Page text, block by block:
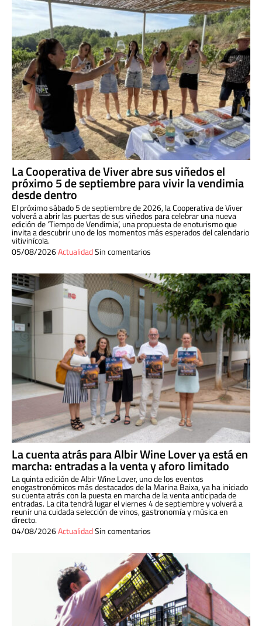
La Cooperativa de Viver abre sus viñedos el
próximo 5 de septiembre para vivir la vendimia
desde dentro
El próximo sábado 5 de septiembre de 2026, la Cooperativa de Viver
volverá a abrir las puertas de sus viñedos para celebrar una nueva
edición de ‘Tiempo de Vendimia’, una propuesta de enoturismo que
invita a descubrir uno de los momentos más esperados del calendario
vitivinícola.
05/08/2026ActualidadSin comentarios
La cuenta atrás para Albir Wine Lover ya está en
marcha: entradas a la venta y aforo limitado
La quinta edición de Albir Wine Lover, uno de los eventos
enogastronómicos más destacados de la Marina Baixa, ya ha iniciado
su cuenta atrás con la puesta en marcha de la venta anticipada de
entradas. La cita tendrá lugar el viernes 4 de septiembre y volverá a
reunir una cuidada selección de vinos, gastronomía y música en
directo.
04/08/2026ActualidadSin comentarios